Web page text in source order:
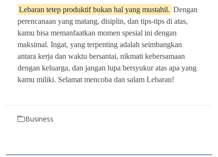
Lebaran tetep produktif bukan hal yang mustahil. Dengan
perencanaan yang matang, disiplin, dan tips-tips di atas,
kamu bisa memanfaatkan momen spesial ini dengan
maksimal. Ingat, yang terpenting adalah seimbangkan
antara kerja dan waktu bersantai, nikmati kebersamaan
dengan keluarga, dan jangan lupa bersyukur atas apa yang
kamu miliki. Selamat mencoba dan salam Lebaran!
Business